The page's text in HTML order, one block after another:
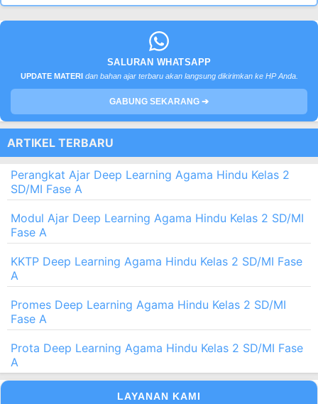
SALURAN WHATSAPP
UPDATE MATERI dan bahan ajar terbaru akan langsung dikirimkan ke HP Anda.
GABUNG SEKARANG ➔
ARTIKEL TERBARU
Perangkat Ajar Deep Learning Agama Hindu Kelas 2
SD/MI Fase A
Modul Ajar Deep Learning Agama Hindu Kelas 2 SD/MI
Fase A
KKTP Deep Learning Agama Hindu Kelas 2 SD/MI Fase
A
Promes Deep Learning Agama Hindu Kelas 2 SD/MI
Fase A
Prota Deep Learning Agama Hindu Kelas 2 SD/MI Fase
A
LAYANAN KAMI